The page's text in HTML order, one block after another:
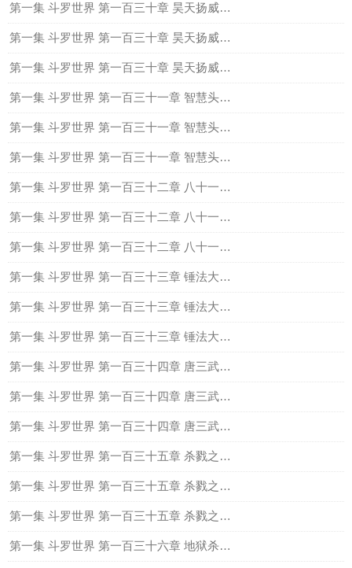
第一集 斗罗世界 第一百三十章 昊天扬威，新的开始（上）
第一集 斗罗世界 第一百三十章 昊天扬威，新的开始（中）
第一集 斗罗世界 第一百三十章 昊天扬威，新的开始（下）
第一集 斗罗世界 第一百三十一章 智慧头骨之技，紫极神光（上）
第一集 斗罗世界 第一百三十一章 智慧头骨之技，紫极神光（中）
第一集 斗罗世界 第一百三十一章 智慧头骨之技，紫极神光（下）
第一集 斗罗世界 第一百三十二章 八十一锤（上）
第一集 斗罗世界 第一百三十二章 八十一锤（中）
第一集 斗罗世界 第一百三十二章 八十一锤（下）
第一集 斗罗世界 第一百三十三章 锤法大成，杀戮之气（上）
第一集 斗罗世界 第一百三十三章 锤法大成，杀戮之气（中）
第一集 斗罗世界 第一百三十三章 锤法大成，杀戮之气（下）
第一集 斗罗世界 第一百三十四章 唐三武魂的真面目，蓝银皇（上）
第一集 斗罗世界 第一百三十四章 唐三武魂的真面目，蓝银皇（中）
第一集 斗罗世界 第一百三十四章 唐三武魂的真面目，蓝银皇（下）
第一集 斗罗世界 第一百三十五章 杀戮之都（上）
第一集 斗罗世界 第一百三十五章 杀戮之都（中）
第一集 斗罗世界 第一百三十五章 杀戮之都（下）
第一集 斗罗世界 第一百三十六章 地狱杀戮场（上）